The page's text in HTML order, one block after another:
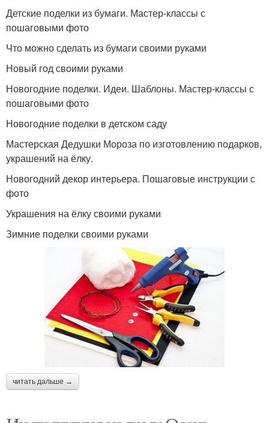
Детские поделки из бумаги. Мастер-классы с
пошаговыми фото
Что можно сделать из бумаги своими руками
Новый год своими руками
Новогодние поделки. Идеи. Шаблоны. Мастер-классы с
пошаговыми фото
Новогодние поделки в детском саду
Мастерская Дедушки Мороза по изготовлению подарков,
украшений на ёлку.
Новогодний декор интерьера. Пошаговые инструкции с
фото
Украшения на ёлку своими руками
Зимние поделки своими руками
читать дальше →